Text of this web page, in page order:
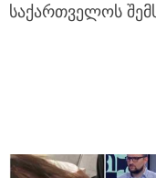
საქართველოს